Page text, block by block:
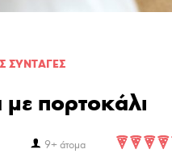
ΣΥΝΤΑΓΕΣ
με πορτοκάλι
9+ άτομα